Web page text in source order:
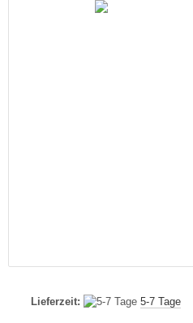
Lieferzeit: 5-7 Tage